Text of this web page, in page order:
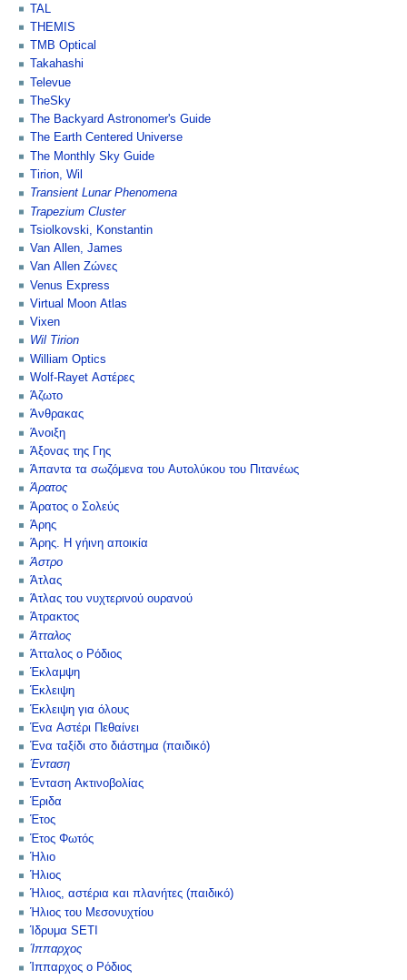
TAL
THEMIS
TMB Optical
Takahashi
Televue
TheSky
The Backyard Astronomer's Guide
The Earth Centered Universe
The Monthly Sky Guide
Tirion, Wil
Transient Lunar Phenomena
Trapezium Cluster
Tsiolkovski, Konstantin
Van Allen, James
Van Allen Ζώνες
Venus Express
Virtual Moon Atlas
Vixen
Wil Tirion
William Optics
Wolf-Rayet Αστέρες
Άζωτο
Άνθρακας
Άνοιξη
Άξονας της Γης
Άπαντα τα σωζόμενα του Αυτολύκου του Πιτανέως
Άρατος
Άρατος ο Σολεύς
Άρης
Άρης. Η γήινη αποικία
Άστρο
Άτλας
Άτλας του νυχτερινού ουρανού
Άτρακτος
Άτταλος
Άτταλος ο Ρόδιος
Έκλαμψη
Έκλειψη
Έκλειψη για όλους
Ένα Αστέρι Πεθαίνει
Ένα ταξίδι στο διάστημα (παιδικό)
Ένταση
Ένταση Ακτινοβολίας
Έριδα
Έτος
Έτος Φωτός
Ήλιο
Ήλιος
Ήλιος, αστέρια και πλανήτες (παιδικό)
Ήλιος του Μεσονυχτίου
Ίδρυμα SETI
Ίππαρχος
Ίππαρχος ο Ρόδιος